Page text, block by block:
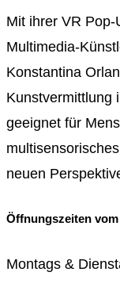
Mit ihrer VR
Multimedia-
Konstantina
Kunstvermittlung
geeignet für
neuen
Öffnungszeiten vom
Montags &